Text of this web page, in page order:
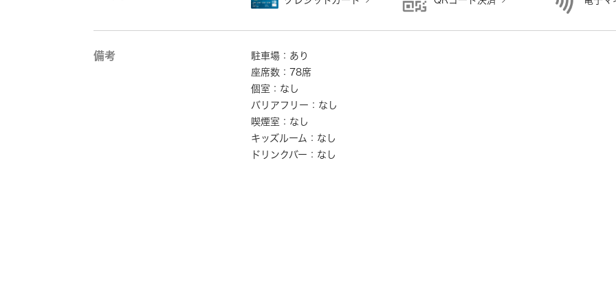
備考
駐車場：あり
座席数：78席
個室：なし
バリアフリー：なし
喫煙室：なし
キッズルーム：なし
ドリンクバー：なし